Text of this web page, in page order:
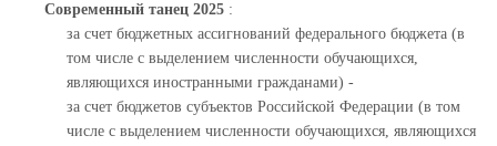
Современный танец 2025 :
за счет бюджетных ассигнований федерального бюджета (в
том числе с выделением численности обучающихся,
являющихся иностранными гражданами) -
за счет бюджетов субъектов Российской Федерации (в том
числе с выделением численности обучающихся, являющихся